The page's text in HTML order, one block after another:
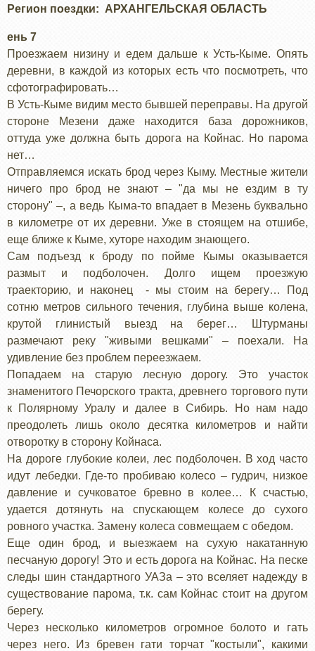
Регион поездки
АРХАНГЕЛЬСКАЯ ОБЛАСТЬ
ень 7
Проезжаем низину и едем дальше к Усть-Кыме. Опять
деревни, в каждой из которых есть что посмотреть, что
сфотографировать…
В Усть-Кыме видим место бывшей переправы. На другой
стороне Мезени даже находится база дорожников,
оттуда уже должна быть дорога на Койнас. Но парома
нет…
Отправляемся искать брод через Кыму. Местные жители
ничего про брод не знают – "да мы не ездим в ту
сторону" –, а ведь Кыма-то впадает в Мезень буквально
в километре от их деревни. Уже в стоящем на отшибе,
еще ближе к Кыме, хуторе находим знающего.
Сам подъезд к броду по пойме Кымы оказывается
размыт и подболочен. Долго ищем проезжую
траекторию, и наконец - мы стоим на берегу… Под
сотню метров сильного течения, глубина выше колена,
крутой глинистый выезд на берег… Штурманы
размечают реку "живыми вешками" – поехали. На
удивление без проблем переезжаем.
Попадаем на старую лесную дорогу. Это участок
знаменитого Печорского тракта, древнего торгового пути
к Полярному Уралу и далее в Сибирь. Но нам надо
преодолеть лишь около десятка километров и найти
отворотку в сторону Койнаса.
На дороге глубокие колеи, лес подболочен. В ход часто
идут лебедки. Где-то пробиваю колесо – гудрич, низкое
давление и сучковатое бревно в колее… К счастью,
удается дотянуть на спускающем колесе до сухого
ровного участка. Замену колеса совмещаем с обедом.
Еще один брод, и выезжаем на сухую накатанную
песчаную дорогу! Это и есть дорога на Койнас. На песке
следы шин стандартного УАЗа – это вселяет надежду в
существование парома, т.к. сам Койнас стоит на другом
берегу.
Через несколько километров огромное болото и гать
через него. Из бревен гати торчат "костыли", какими